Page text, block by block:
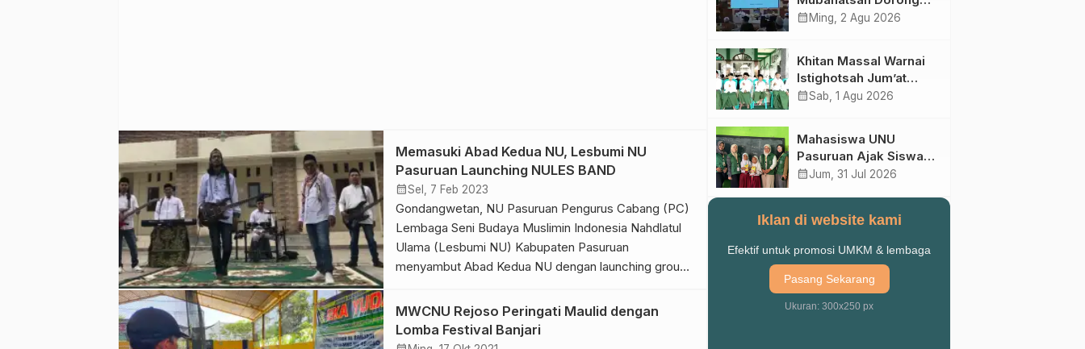
Memasuki Abad Kedua NU, Lesbumi NU
Pasuruan Launching NULES BAND
calendar_monthSel, 7 Feb 2023
Gondangwetan, NU Pasuruan Pengurus Cabang (PC)
Lembaga Seni Budaya Muslimin Indonesia Nahdlatul
Ulama (Lesbumi NU) Kabupaten Pasuruan
menyambut Abad Kedua NU dengan launching group
satu media dakwah Lesbumi NU Kabupaten Pasuruan.
Alhamdulillah. Dapat dilaunching dalam momentum 1
Abad NU,” ujar KH Yazid Tamim selaku Ketua PC
MWCNU Rejoso Peringati Maulid dengan
Lomba Festival Banjari
Gagasan Pelembagaan
calendar_month Ming, 2 Agu 2026
Khitan Massal Warnai
Istighotsah Jum’at
Wage MWCNU
calendar_monthSab, 1 Agu 2026
Mahasiswa UNU
Pasuruan Ajak Siswa
SD Al Maksum
calendar_monthJum, 31 Jul 2026
Iklan di website kami
Efektif untuk promosi UMKM & lembaga
Pasang Sekarang
Ukuran: 300x250 px